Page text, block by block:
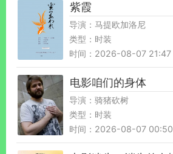
紫霞
导演：马提欧加洛尼
类型：时装
时间：2026-08-07 21:47
电影咱们的身体
导演：骑猪砍树
类型：时装
时间：2026-08-07 00:50